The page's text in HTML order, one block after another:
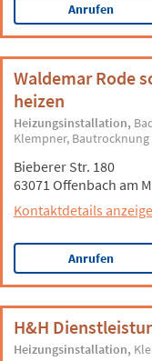
Anrufen
Waldemar Rode
heizen
Heizungsinstallation
Klempner Bautrocknung
Bieberer Str. 180
63071 Offenbach am
Kontaktdetails
Anrufen
H&H
Heizungsinstallation